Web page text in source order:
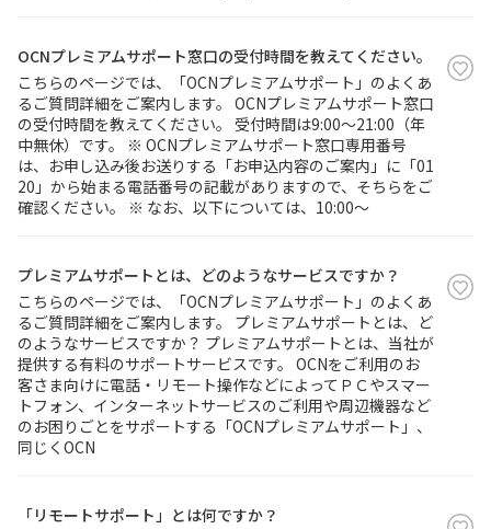
OCNプレミアムサポート窓口の受付時間を教えてください。
こちらのページでは、「OCNプレミアムサポート」のよくあ
るご質問詳細をご案内します。 OCNプレミアムサポート窓口
の受付時間を教えてください。 受付時間は9:00～21:00（年
中無休）です。 ※ OCNプレミアムサポート窓口専用番号
は、お申し込み後お送りする「お申込内容のご案内」に「01
20」から始まる電話番号の記載がありますので、そちらをご
確認ください。 ※ なお、以下については、10:00～
プレミアムサポートとは、どのようなサービスですか？
こちらのページでは、「OCNプレミアムサポート」のよくあ
るご質問詳細をご案内します。 プレミアムサポートとは、ど
のようなサービスですか？ プレミアムサポートとは、当社が
提供する有料のサポートサービスです。 OCNをご利用のお
客さま向けに電話・リモート操作などによってＰＣやスマー
トフォン、インターネットサービスのご利用や周辺機器など
のお困りごとをサポートする「OCNプレミアムサポート」、
同じくOCN
「リモートサポート」とは何ですか？